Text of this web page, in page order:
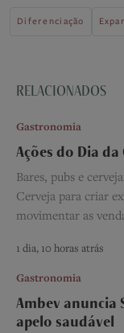
Diferenciação
RELACIONADOS
Gastronomia
Ações do Dia
Bares, pubs e
Cerveja para criar
movimentar as
1 dia, 10 horas atrás
Gastronomia
Ambev anuncia
apelo saudável